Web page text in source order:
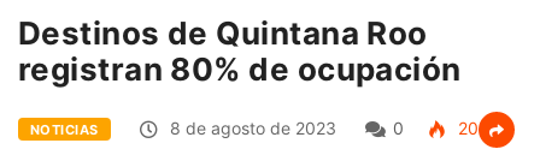
Destinos de Quintana Roo
registran 80% de ocupación
NOTICIAS 8 de agosto de 2023 0 205